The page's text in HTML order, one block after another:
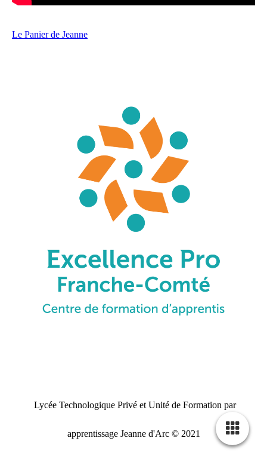
Le Panier de Jeanne
Lycée Technologique Privé et Unité de Formation par
apprentissage Jeanne d'Arc © 2021